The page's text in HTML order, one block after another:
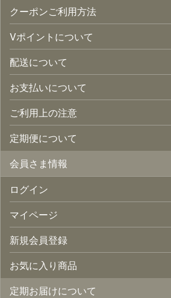
クーポンご利用方法
Vポイントについて
配送について
お支払いについて
ご利用上の注意
定期便について
会員さま情報
ログイン
マイページ
新規会員登録
お気に入り商品
定期お届けについて